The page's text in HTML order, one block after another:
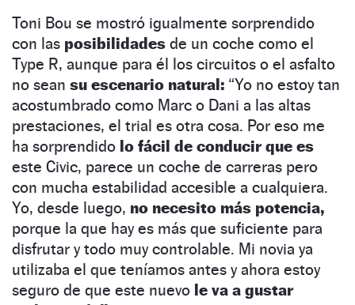
Toni Bou se mostró igualmente sorprendido
con las posibilidades de un coche como el
Type R, aunque para él los circuitos o el asfalto
no sean su escenario natural: “Yo no estoy tan
acostumbrado como Marc o Dani a las altas
prestaciones, el trial es otra cosa. Por eso me
ha sorprendido lo fácil de conducir que es
este Civic, parece un coche de carreras pero
con mucha estabilidad accesible a cualquiera.
Yo, desde luego, no necesito más potencia,
porque la que hay es más que suficiente para
disfrutar y todo muy controlable. Mi novia ya
utilizaba el que teníamos antes y ahora estoy
seguro de que este nuevo le va a gustar